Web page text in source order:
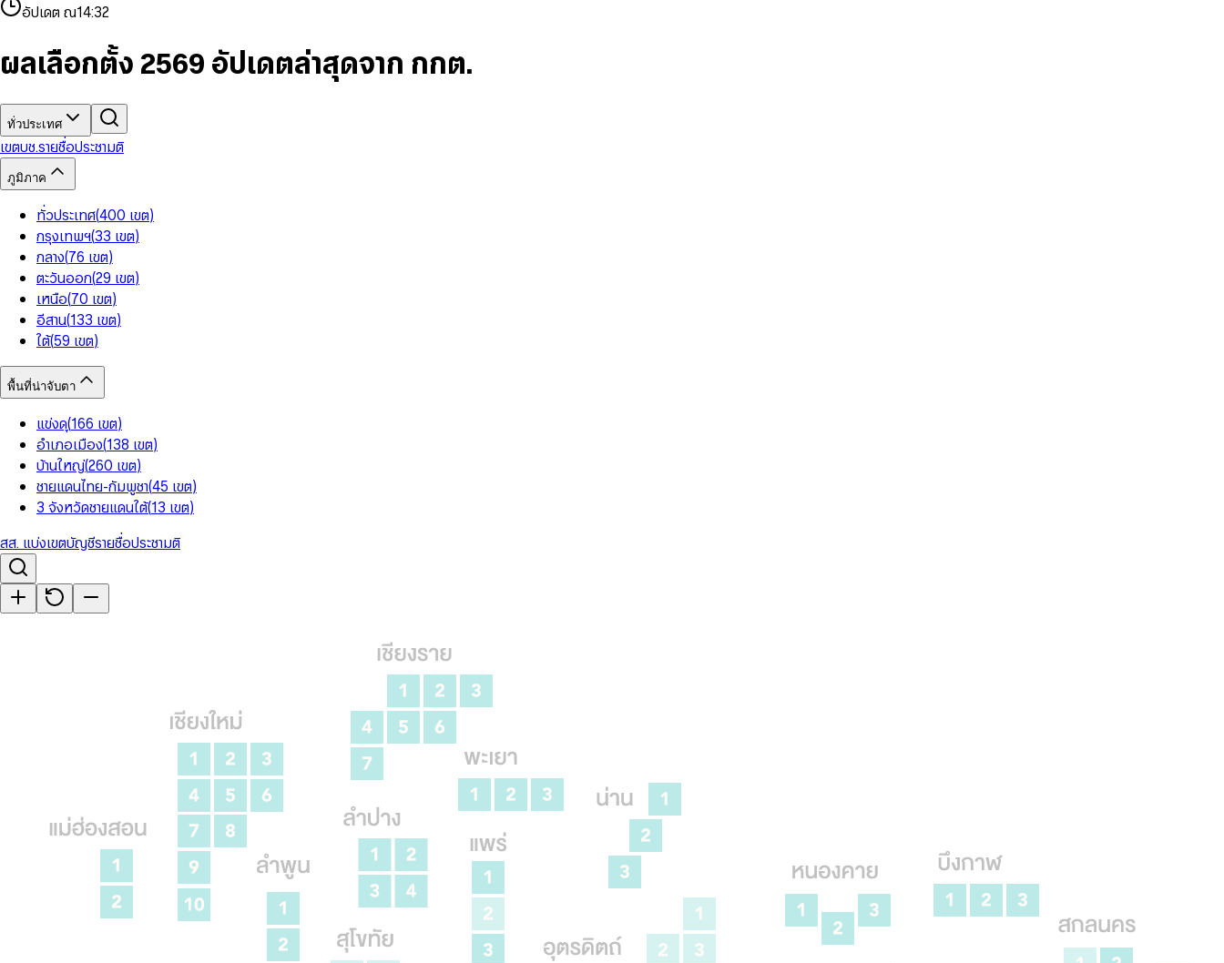
9 9
5
7
8
993
5
6
8
9
84
6
7
9
3
5
6
8
9
7
9
อัปเดต ณ14:32
ผลเลือกตั้ง 2569 อัปเดตล่าสุดจาก กกต.
ทั่วประเทศ
เขตบช.รายชื่อประชามติ
ภูมิภาค
ทั่วประเทศ(400 เขต)
กรุงเทพฯ(33 เขต)
กลาง(76 เขต)
ตะวันออก(29 เขต)
เหนือ(70 เขต)
อีสาน(133 เขต)
ใต้(59 เขต)
พื้นที่น่าจับตา
แข่งดุ(166 เขต)
อำเภอเมือง(138 เขต)
บ้านใหญ่(260 เขต)
ชายแดนไทย-กัมพูชา(45 เขต)
3 จังหวัดชายแดนใต้(13 เขต)
สส. แบ่งเขตบัญชีรายชื่อประชามติ